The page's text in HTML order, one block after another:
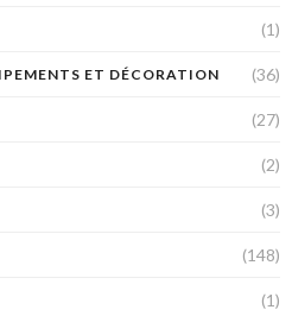
(1)
ET DÉCORATION (36)
(27)
(2)
(3)
(148)
(1)